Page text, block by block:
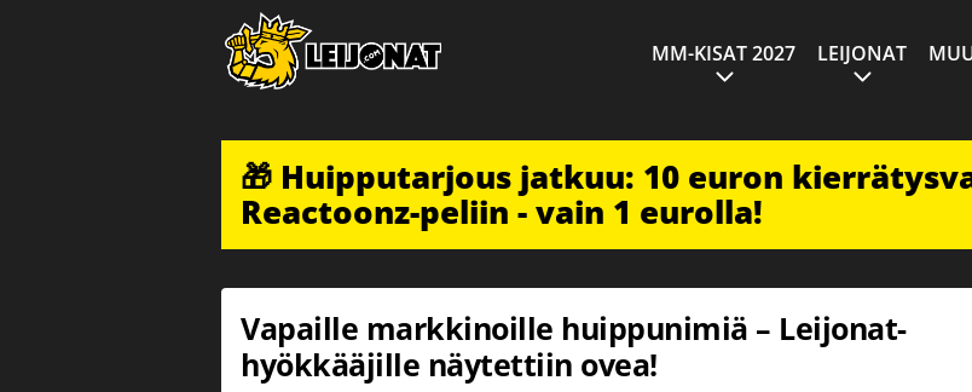
MM-KISAT 2027 LEIJONAT
🎁 Huipputarjous jatkuu: 10 euron
Reactoonz-peliin - vain 1 eurolla!
Vapaille markkinoille huippunimiä – Leijonat-
hyökkääjille näytettiin ovea!